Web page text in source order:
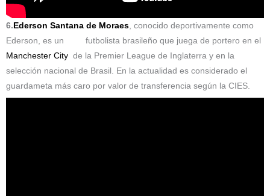
6. Ederson Santana de Moraes , conocido deportivamente como
Ederson, es un futbolista brasileño que juega de portero en el
Manchester City de la Premier League de Inglaterra y en la
selección nacional de Brasil. En la actualidad es considerado el
guardameta más caro por valor de transferencia según la CIES.​